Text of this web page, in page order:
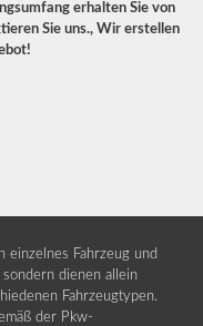
erhalten Sie von
Sie uns., Wir erstellen
einzelnes Fahrzeug und
dienen allein
Fahrzeugtypen.
der Pkw-